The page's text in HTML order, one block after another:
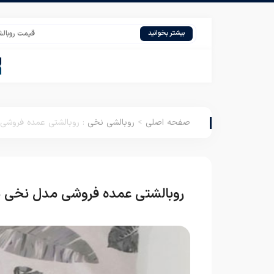
بیشتر بخوانید قیمت روبالشی
صفحه اصلی > روبالشی نخی : روبالشتی عمده
روبالشتی عمده فروشی مدل نخی در